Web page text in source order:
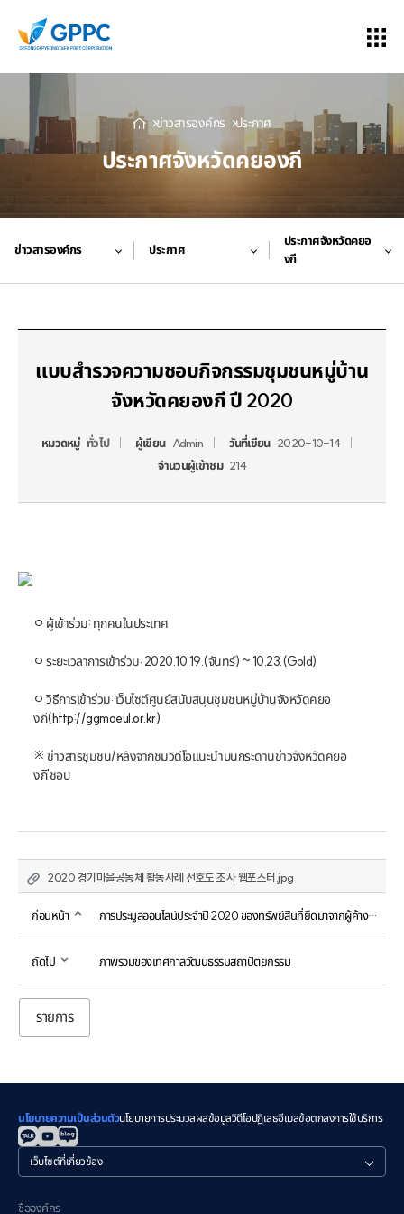
ข่าวสารองค์กร ประกาศ
ประกาศจังหวัดคยองกี
ข่าวสารองค์กร ประกาศ
ประกาศจังหวัดคยอ
งกี
แบบสำรวจความชอบกิจกรรมชุมชนหมู่บ้าน
จังหวัดคยองกี ปี 2020
หมวดหมู่ ทั่วไป ผู้เขียน Admin วันที่เขียน 2020-10-14
จำนวนผู้เข้าชม 214
ㅇ ผู้เข้าร่วม: ทุกคนในประเทศ
ㅇ ระยะเวลาการเข้าร่วม: 2020.10.19.(จันทร์) ~ 10.23.(Gold)
ㅇ วิธีการเข้าร่วม: เว็บไซต์ศูนย์สนับสนุนชุมชนหมู่บ้านจังหวัดคยอ
งกี(http://ggmaeul.or.kr)
※ ข่าวสารชุมชน/หลังจากชมวิดีโอแนะนำบนกระดานข่าวจังหวัดคยอ
งกี'ชอบ
2020 경기마을공동체 활동사례 선호도 조사 웹포스터.jpg
ก่อนหน้า การประมูลออนไลน์ประจำปี 2020 ของทรัพย์สินที่ยึดมาจากผู้ค้างชำระภาษีท้องถิ่น
ถัดไป ภาพรวมของเทศกาลวัฒนธรรมสถาปัตยกรรม
รายการ
นโยบายความเป็นส่วนตัวนโยบายการประมวลผลข้อมูลวิดีโอปฏิเสธอีเมลข้อตกลงการใช้บริการ
관
련
이
ชื่อองค์กร